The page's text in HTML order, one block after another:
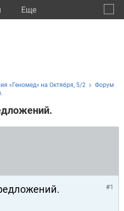
Eще
«Геномед» на Октября, 5/2
Форум
#1